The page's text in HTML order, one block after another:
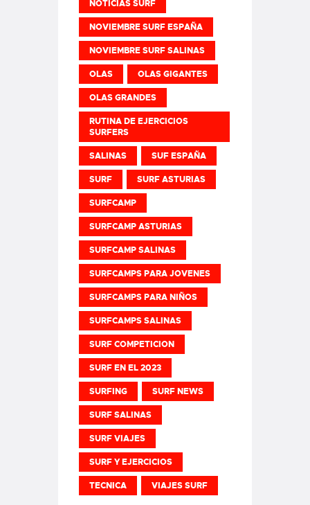
NOTICIAS SURF
NOVIEMBRE SURF ESPAÑA
NOVIEMBRE SURF SALINAS
OLAS OLAS GIGANTES
OLAS GRANDES
RUTINA DE EJERCICIOS
SURFERS
SALINAS SUF ESPAÑA
SURF SURF ASTURIAS
SURFCAMP
SURFCAMP ASTURIAS
SURFCAMP SALINAS
SURFCAMPS PARA JOVENES
SURFCAMPS PARA NIÑOS
SURFCAMPS SALINAS
SURF COMPETICION
SURF EN EL 2023
SURFING SURF NEWS
SURF SALINAS
SURF VIAJES
SURF Y EJERCICIOS
TECNICA VIAJES SURF